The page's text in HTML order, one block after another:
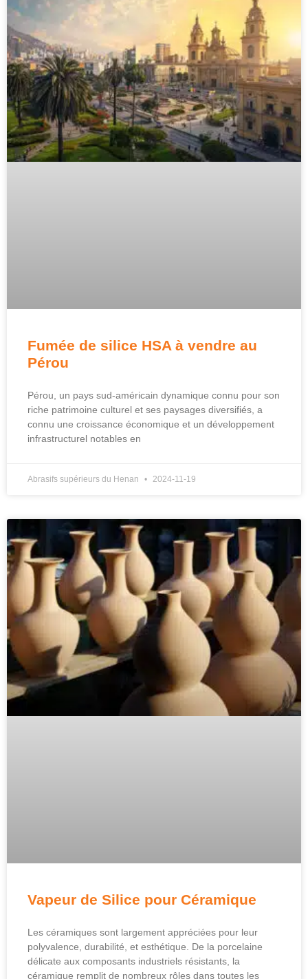
Fumée de silice HSA à vendre au
Pérou
Pérou, un pays sud-américain dynamique connu pour son
riche patrimoine culturel et ses paysages diversifiés, a
connu une croissance économique et un développement
infrastructurel notables en
Abrasifs supérieurs du Henan 2024-11-19
Vapeur de Silice pour Céramique
Les céramiques sont largement appréciées pour leur
polyvalence, durabilité, et esthétique. De la porcelaine
délicate aux composants industriels résistants, la
céramique remplit de nombreux rôles dans toutes les